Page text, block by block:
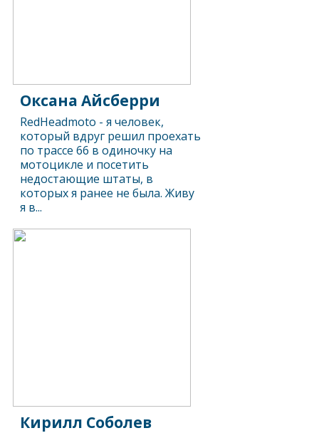
Оксана Айсберри
RedHeadmoto - я человек,
который вдруг решил проехать
по трассе 66 в одиночку на
мотоцикле и посетить
недостающие штаты, в
которых я ранее не была. Живу
я в...
Кирилл Соболев